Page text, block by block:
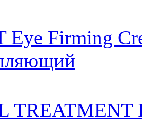
Eye Firming
TREATMENT